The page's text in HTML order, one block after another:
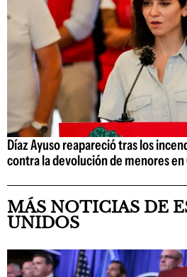
Díaz Ayuso reapareció tras los
contra la devolución de menores en
MÁS NOTICIAS DE
UNIDOS